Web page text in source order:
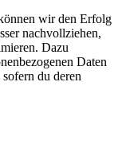
wir den Erfolg
nachvollziehen,
Dazu
Daten
du deren